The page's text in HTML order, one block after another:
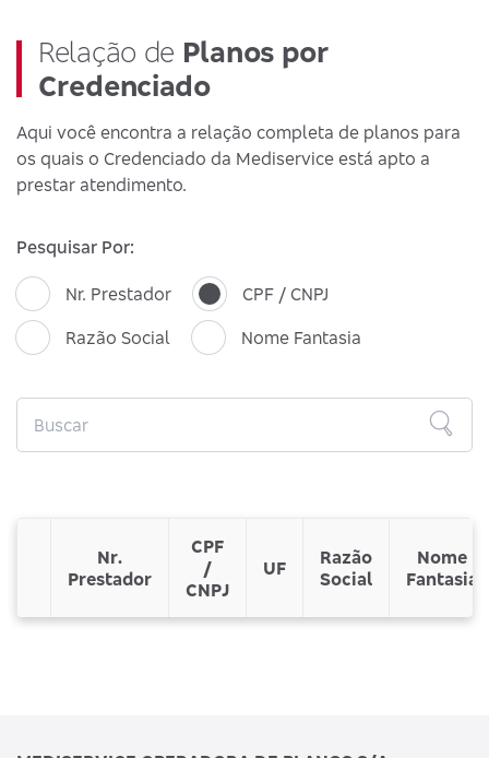
Relação de Planos por
Credenciado
Aqui você encontra a relação completa de planos para
os quais o Credenciado da Mediservice está apto a
prestar atendimento.
Pesquisar Por:
Nr. Prestador
CPF / CNPJ
Razão Social
Nome Fantasia
Nr.
Prestador
CPF
/
CNPJ
UF
Razão
Social
Nome
Fantasia